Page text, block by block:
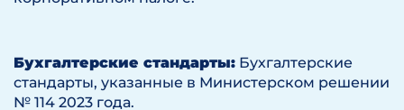
Бухгалтерские стандарты: Бухгалтерские
стандарты, указанные в Министерском решении
№ 114 2023 года.